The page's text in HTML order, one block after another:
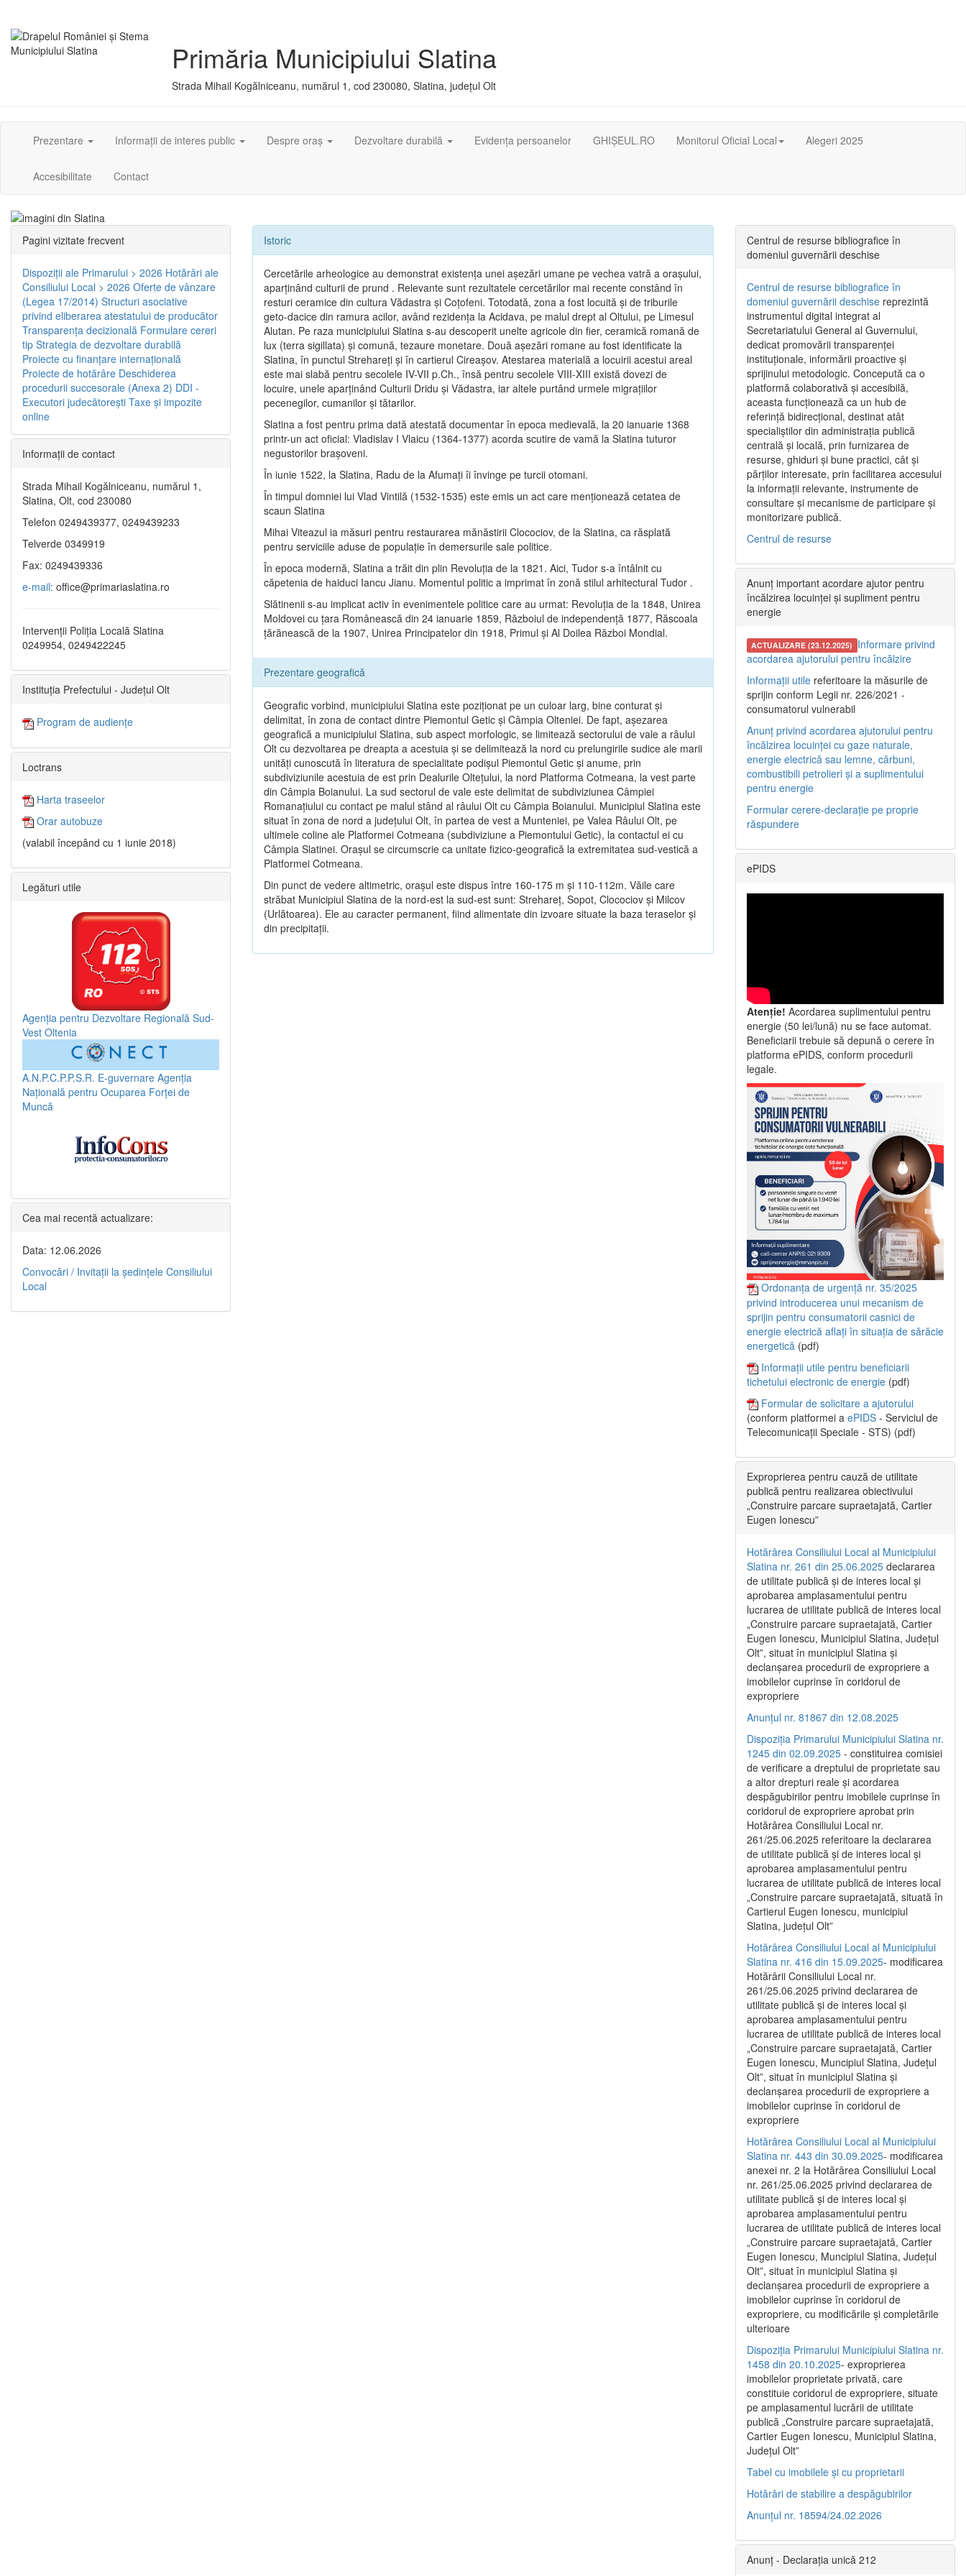
Primăria Municipiului Slatina
Strada Mihail Kogălniceanu, numărul 1, cod 230080, Slatina, județul Olt
Prezentare Informații de interes public Despre oraș Dezvoltare durabilă Evidența persoanelor GHIȘEUL.RO Monitorul Oficial Local Alegeri 2025
Accesibilitate Contact
Istoric
Cercetările arheologice au demonstrat existenţa unei aşezări umane pe vechea vatră a oraşului,
aparţinând culturii de prund . Relevante sunt rezultatele cercetărilor mai recente constând în
resturi ceramice din cultura Vădastra şi Coţofeni. Totodată, zona a fost locuită şi de triburile
geto-dacice din ramura acilor, având rezidenţa la Acidava, pe malul drept al Oltului, pe Limesul
Alutan. Pe raza municipiului Slatina s-au descoperit unelte agricole din fier, ceramică romană de
lux (terra sigillata) şi comună, tezaure monetare. Două aşezări romane au fost identificate la
Slatina, în punctul Strehareţi şi în cartierul Cireaşov. Atestarea materială a locuirii acestui areal
este mai slabă pentru secolele IV-VII p.Ch., însă pentru secolele VIII-XIII există dovezi de
locuire, unele aparţinând Culturii Dridu şi Vădastra, iar altele purtând urmele migraţiilor
pecenegilor, cumanilor şi tătarilor.
Slatina a fost pentru prima dată atestată documentar în epoca medievală, la 20 ianuarie 1368
printr-un act oficial: Vladislav I Vlaicu (1364-1377) acorda scutire de vamă la Slatina tuturor
negustorilor braşoveni.
În iunie 1522, la Slatina, Radu de la Afumaţi îi învinge pe turcii otomani.
În timpul domniei lui Vlad Vintilă (1532-1535) este emis un act care menţionează cetatea de
scaun Slatina
Mihai Viteazul ia măsuri pentru restaurarea mănăstirii Clocociov, de la Slatina, ca răsplată
pentru serviciile aduse de populaţie în demersurile sale politice.
În epoca modernă, Slatina a trăit din plin Revoluţia de la 1821. Aici, Tudor s-a întâlnit cu
căpetenia de haiduci Iancu Jianu. Momentul politic a imprimat în zonă stilul arhitectural Tudor .
Slătinenii s-au implicat activ în evenimentele politice care au urmat: Revoluţia de la 1848, Unirea
Moldovei cu ţara Românească din 24 ianuarie 1859, Războiul de independenţă 1877, Răscoala
ţărănească de la 1907, Unirea Principatelor din 1918, Primul şi Al Doilea Război Mondial.
Prezentare geografică
Geografic vorbind, municipiului Slatina este poziţionat pe un culoar larg, bine conturat şi
delimitat, în zona de contact dintre Piemontul Getic şi Câmpia Olteniei. De fapt, aşezarea
geografică a municipiului Slatina, sub aspect morfologic, se limitează sectorului de vale a râului
Olt cu dezvoltarea pe dreapta a acestuia şi se delimitează la nord cu prelungirile sudice ale marii
unităţi cunoscută în literatura de specialitate podişul Piemontul Getic şi anume, prin
subdiviziunile acestuia de est prin Dealurile Olteţului, la nord Platforma Cotmeana, la vest parte
din Câmpia Boianului. La sud sectorul de vale este delimitat de subdiviziunea Câmpiei
Romanaţiului cu contact pe malul stând al râului Olt cu Câmpia Boianului. Municipiul Slatina este
situat în zona de nord a judeţului Olt, în partea de vest a Munteniei, pe Valea Râului Olt, pe
ultimele coline ale Platformei Cotmeana (subdiviziune a Piemontului Getic), la contactul ei cu
Câmpia Slatinei. Oraşul se circumscrie ca unitate fizico-geografică la extremitatea sud-vestică a
Platformei Cotmeana.
Din punct de vedere altimetric, oraşul este dispus între 160-175 m şi 110-112m. Văile care
străbat Municipiul Slatina de la nord-est la sud-est sunt: Strehareţ, Sopot, Clocociov şi Milcov
(Urlătoarea). Ele au caracter permanent, fiind alimentate din izvoare situate la baza teraselor şi
din precipitaţii.
Pagini vizitate frecvent
Dispoziţii ale Primarului > 2026 Hotărâri ale
Consiliului Local > 2026 Oferte de vânzare
(Legea 17/2014) Structuri asociative
privind eliberarea atestatului de producător
Transparenţa decizională Formulare cereri
tip Strategia de dezvoltare durabilă
Proiecte cu finanţare internaţională
Proiecte de hotărâre Deschiderea
procedurii succesorale (Anexa 2) DDI -
Executori judecătorești Taxe şi impozite
online
Informaţii de contact
Strada Mihail Kogălniceanu, numărul 1,
Slatina, Olt, cod 230080
Telefon 0249439377, 0249439233
Telverde 0349919
Fax: 0249439336
e-mail: office@primariaslatina.ro
Intervenții Poliția Locală Slatina
0249954, 0249422245
Instituția Prefectului - Județul Olt
Program de audiențe
Loctrans
Harta traseelor
Orar autobuze
(valabil începând cu 1 iunie 2018)
Legături utile
Agenția pentru Dezvoltare Regională Sud-
Vest Oltenia
A.N.P.C.P.P.S.R. E-guvernare Agenția
Națională pentru Ocuparea Forței de
Muncă
Cea mai recentă actualizare:
Data: 12.06.2026
Convocări / Invitaţii la şedinţele Consiliului
Local
Centrul de resurse bibliografice în
domeniul guvernării deschise
Centrul de resurse bibliografice în
domeniul guvernării deschise reprezintă
instrumentul digital integrat al
Secretariatului General al Guvernului,
dedicat promovării transparenței
instituționale, informării proactive și
sprijinului metodologic. Concepută ca o
platformă colaborativă și accesibilă,
aceasta funcționează ca un hub de
referință bidirecțional, destinat atât
specialiștilor din administrația publică
centrală și locală, prin furnizarea de
resurse, ghiduri și bune practici, cât și
părților interesate, prin facilitarea accesului
la informații relevante, instrumente de
consultare și mecanisme de participare și
monitorizare publică.
Centrul de resurse
Anunț important acordare ajutor pentru
încălzirea locuinței și supliment pentru
energie
ACTUALIZARE (23.12.2025) Informare privind
acordarea ajutorului pentru încălzire
Informații utile referitoare la măsurile de
sprijin conform Legii nr. 226/2021 -
consumatorul vulnerabil
Anunț privind acordarea ajutorului pentru
încălzirea locuinței cu gaze naturale,
energie electrică sau lemne, cărbuni,
combustibili petrolieri și a suplimentului
pentru energie
Formular cerere-declarație pe proprie
răspundere
ePIDS
Atenție! Acordarea suplimentului pentru
energie (50 lei/lună) nu se face automat.
Beneficiarii trebuie să depună o cerere în
platforma ePIDS, conform procedurii
legale.
Ordonanța de urgență nr. 35/2025
privind introducerea unui mecanism de
sprijin pentru consumatorii casnici de
energie electrică aflați în situația de sărăcie
energetică (pdf)
Informații utile pentru beneficiarii
tichetului electronic de energie (pdf)
Formular de solicitare a ajutorului
(conform platformei a ePIDS - Serviciul de
Telecomunicații Speciale - STS) (pdf)
Exproprierea pentru cauză de utilitate
publică pentru realizarea obiectivului
„Construire parcare supraetajată, Cartier
Eugen Ionescu”
Hotărârea Consiliului Local al Municipiului
Slatina nr. 261 din 25.06.2025 declararea
de utilitate publică și de interes local și
aprobarea amplasamentului pentru
lucrarea de utilitate publică de interes local
„Construire parcare supraetajată, Cartier
Eugen Ionescu, Municipiul Slatina, Județul
Olt”, situat în municipiul Slatina și
declanșarea procedurii de expropriere a
imobilelor cuprinse în coridorul de
expropriere
Anunțul nr. 81867 din 12.08.2025
Dispoziția Primarului Municipiului Slatina nr.
1245 din 02.09.2025 - constituirea comisiei
de verificare a dreptului de proprietate sau
a altor drepturi reale și acordarea
despăgubirilor pentru imobilele cuprinse în
coridorul de expropriere aprobat prin
Hotărârea Consiliului Local nr.
261/25.06.2025 referitoare la declararea
de utilitate publică și de interes local și
aprobarea amplasamentului pentru
lucrarea de utilitate publică de interes local
„Construire parcare supraetajată, situată în
Cartierul Eugen Ionescu, municipiul
Slatina, județul Olt”
Hotărârea Consiliului Local al Municipiului
Slatina nr. 416 din 15.09.2025- modificarea
Hotărârii Consiliului Local nr.
261/25.06.2025 privind declararea de
utilitate publică și de interes local și
aprobarea amplasamentului pentru
lucrarea de utilitate publică de interes local
„Construire parcare supraetajată, Cartier
Eugen Ionescu, Muncipiul Slatina, Județul
Olt”, situat în municipiul Slatina și
declanșarea procedurii de expropriere a
imobilelor cuprinse în coridorul de
expropriere
Hotărârea Consiliului Local al Municipiului
Slatina nr. 443 din 30.09.2025- modificarea
anexei nr. 2 la Hotărârea Consiliului Local
nr. 261/25.06.2025 privind declararea de
utilitate publică şi de interes local şi
aprobarea amplasamentului pentru
lucrarea de utilitate publică de interes local
„Construire parcare supraetajată, Cartier
Eugen Ionescu, Muncipiul Slatina, Judeţul
Olt”, situat în municipiul Slatina şi
declanşarea procedurii de expropriere a
imobilelor cuprinse în coridorul de
expropriere, cu modificările şi completările
ulterioare
Dispoziția Primarului Municipiului Slatina nr.
1458 din 20.10.2025- exproprierea
imobilelor proprietate privată, care
constituie coridorul de expropriere, situate
pe amplasamentul lucrării de utilitate
publică „Construire parcare supraetajată,
Cartier Eugen Ionescu, Municipiul Slatina,
Județul Olt”
Tabel cu imobilele și cu proprietarii
Hotărâri de stabilire a despăgubirilor
Anunțul nr. 18594/24.02.2026
Anunț - Declarația unică 212